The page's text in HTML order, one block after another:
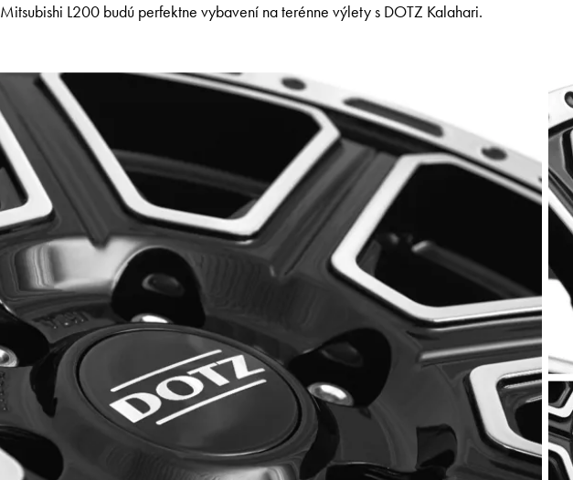
Mitsubishi L200 budú perfektne vybavení na terénne výlety s DOTZ Kalahari.